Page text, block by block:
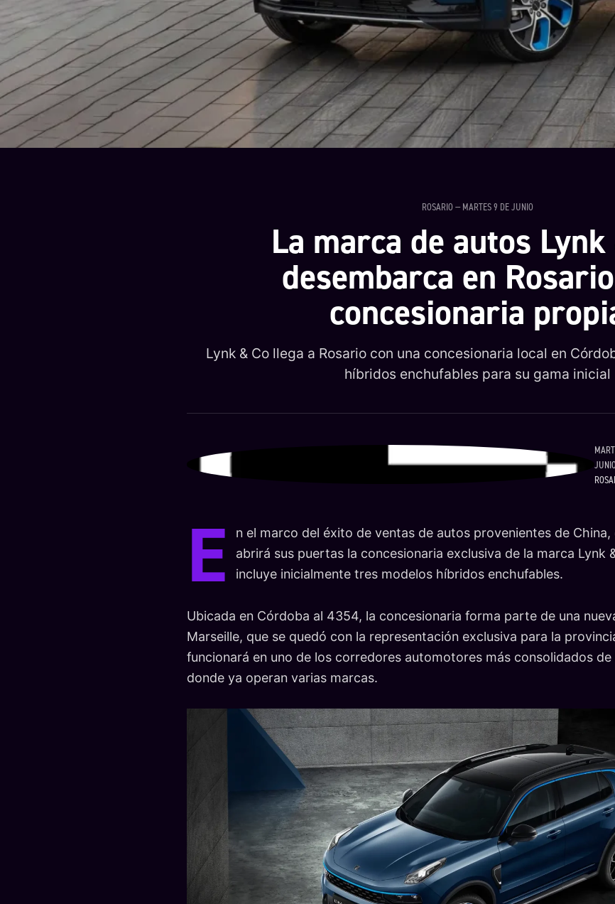
ROSARIO — MARTES 9 DE JUNIO
La marca de autos Lynk
desembarca en
concesionaria
Lynk & Co llega a Rosario con una concesionaria local en
híbridos enchufables para su gama inicial
E
n el marco del éxito de ventas de autos provenientes de China,
abrirá sus puertas la concesionaria exclusiva de la marca Lynk
incluye inicialmente tres modelos híbridos enchufables.
Ubicada en Córdoba al 4354, la concesionaria forma parte de una
Marseille, que se quedó con la representación exclusiva para la
funcionará en uno de los corredores automotores más consolidados de
donde ya operan varias marcas.